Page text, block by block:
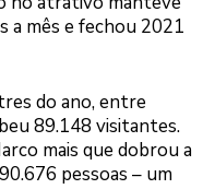
a mês e fechou 2021
do ano, entre
89.148 visitantes.
mais que dobrou a
pessoas – um